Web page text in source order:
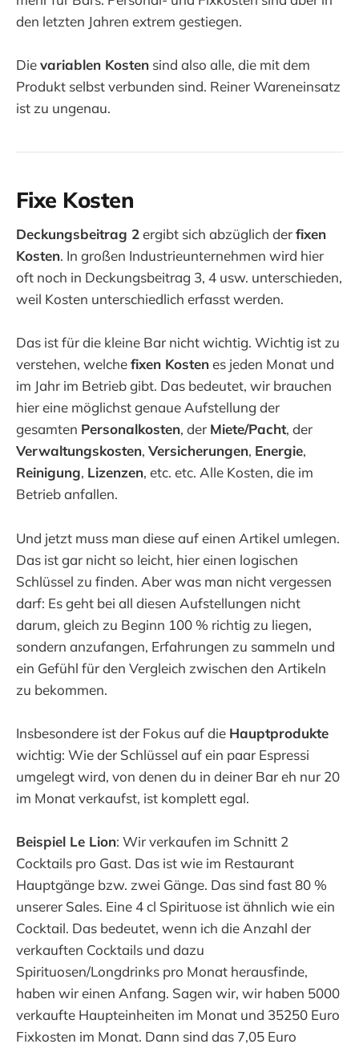
den letzten Jahren extrem gestiegen.
Dievariablen Kosten sind also alle, die mit dem
Produkt selbst verbunden sind. Reiner Wareneinsatz
ist zu ungenau.
Fixe Kosten
Deckungsbeitrag 2ergibt sich abzüglich derfixen
Kosten. In großen Industrieunternehmen wird hier
oft noch in Deckungsbeitrag 3, 4 usw. unterschieden,
weil Kosten unterschiedlich erfasst werden.
Das ist für die kleine Bar nicht wichtig. Wichtig ist zu
verstehen, welchefixen Kostenes jeden Monat und
im Jahr im Betrieb gibt. Das bedeutet, wir brauchen
hier eine möglichst genaue Aufstellung der
gesamten Personalkosten, der Miete/Pacht, der
Verwaltungskosten, Versicherungen, Energie,
Reinigung, Lizenzen, etc. etc. Alle Kosten, die im
Betrieb anfallen.
Und jetzt muss man diese auf einen Artikel umlegen.
Das ist gar nicht so leicht, hier einen logischen
Schlüssel zu finden. Aber was man nicht vergessen
darf: Es geht bei all diesen Aufstellungen nicht
darum, gleich zu Beginn 100 % richtig zu liegen,
sondern anzufangen, Erfahrungen zu sammeln und
ein Gefühl für den Vergleich zwischen den Artikeln
zu bekommen.
Insbesondere ist der Fokus auf die Hauptprodukte
wichtig: Wie der Schlüssel auf ein paar Espressi
umgelegt wird, von denen du in deiner Bar eh nur 20
im Monat verkaufst, ist komplett egal.
Beispiel Le Lion: Wir verkaufen im Schnitt 2
Cocktails pro Gast. Das ist wie im Restaurant
Hauptgänge bzw. zwei Gänge. Das sind fast 80 %
unserer Sales. Eine 4 cl Spirituose ist ähnlich wie ein
Cocktail. Das bedeutet, wenn ich die Anzahl der
verkauften Cocktails und dazu
Spirituosen/Longdrinks pro Monat herausfinde,
haben wir einen Anfang. Sagen wir, wir haben 5000
verkaufte Haupteinheiten im Monat und 35250 Euro
Fixkosten im Monat. Dann sind das 7,05 Euro